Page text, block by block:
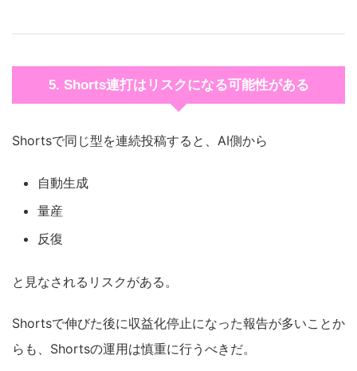
5. Shorts連打はリスクになる可能性がある
Shortsで同じ型を連続投稿すると、AI側から
自動生成
量産
反復
と見なされるリスクがある。
Shortsで伸びた後に収益化停止になった報告が多いことか
らも、Shortsの運用は慎重に行うべきだ。